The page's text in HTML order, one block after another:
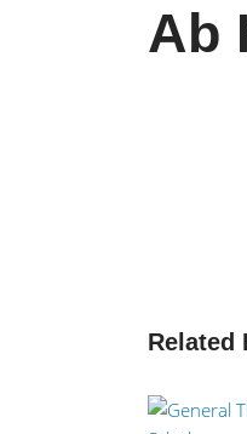
Ab
Related